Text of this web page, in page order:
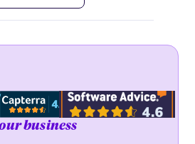
business